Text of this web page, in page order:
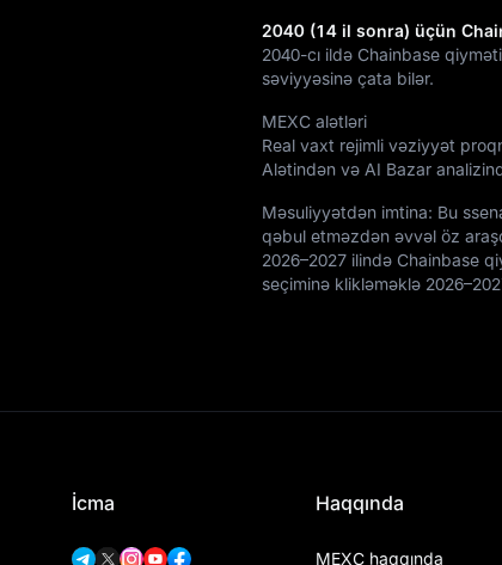
2040 (14 il sonra) üçün
2040-cı ildə Chainbase
səviyyəsinə çata bilər.
MEXC alətləri
Real vaxt rejimli vəziyyət
Alətindən və AI Bazar
Məsuliyyətdən imtina: Bu
qəbul etməzdən əvvəl öz
2026–2027 ilində Chainbase
seçiminə klikləməklə
İcma Haqqında
MEXC haqqında